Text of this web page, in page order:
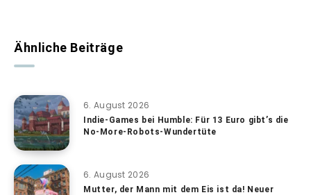
Ähnliche Beiträge
6. August 2026
Indie-Games bei Humble: Für 13 Euro gibt’s die
No-More-Robots-Wundertüte
6. August 2026
Mutter, der Mann mit dem Eis ist da! Neuer